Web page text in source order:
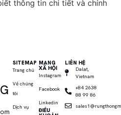
thông tin chi tiết và chính
SITEMAP
Trang chủ
Về chúng
tôi
Dịch vụ
MẠNG
XÃ HỘI
Instagram
Facebook
Linkedin
ĐIỀU
LIÊN HỆ
Dalat,
Vietnam
+84 2638
88 99 86